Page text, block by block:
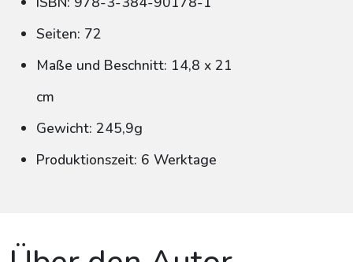
Seiten: 72
Maße und Beschnitt: 14,8 x 21
cm
Gewicht: 245,9g
Produktionszeit: 6 Werktage